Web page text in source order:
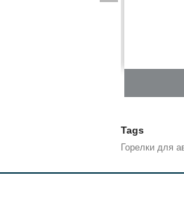
Tags
Горелки для